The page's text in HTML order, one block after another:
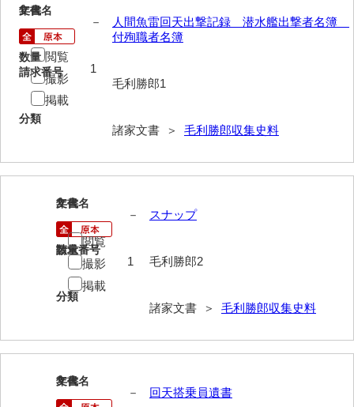
伊藤家文書（宇部市）
井上家文書（宇部市）
井上家文書（徳山市）
井上勉家文書（大和町）
井下家文書（埼玉県）
井原家文書
入江九一文書
岩崎家文書（秋芳町）
1
文書名
人間魚雷回天出撃記録 潜水艦出撃者名簿
付殉職者名簿
請求番号
毛利勝郎1
分類
諸家文書 ＞ 毛利勝郎収集史料
年代
－
数量
1
閲覧
撮影
掲載
2
文書名
スナップ
請求番号
毛利勝郎2
分類
諸家文書 ＞ 毛利勝郎収集史料
年代
－
数量
1
閲覧
撮影
掲載
3
文書名
回天搭乗員遺書
年代
－